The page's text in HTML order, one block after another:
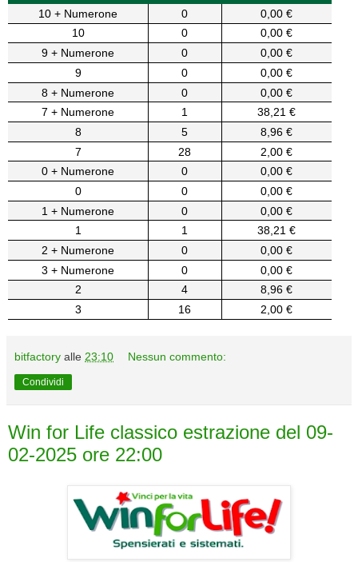
10 + Numerone
0
0,00 €
10
0
0,00 €
9 + Numerone
0
0,00 €
9
0
0,00 €
8 + Numerone
0
0,00 €
7 + Numerone
1
38,21 €
8
5
8,96 €
7
28
2,00 €
0 + Numerone
0
0,00 €
0
0
0,00 €
1 + Numerone
0
0,00 €
1
1
38,21 €
2 + Numerone
0
0,00 €
3 + Numerone
0
0,00 €
2
4
8,96 €
3
16 2,00 €
bitfactory alle 23:10 Nessun commento:
Condividi
Win for Life classico estrazione del 09-
02-2025 ore 22:00